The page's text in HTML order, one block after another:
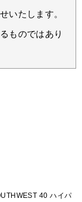
いたします。
ものではあり
40 ハイパ